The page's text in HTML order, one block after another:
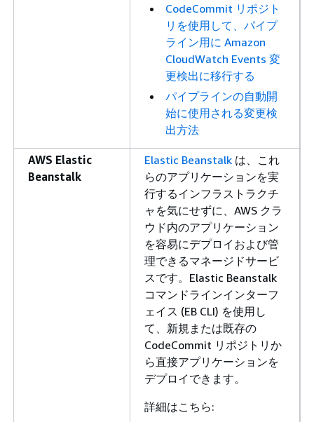
CodeCommit リポジト
リを使用して、パイプ
ライン用に Amazon
CloudWatch Events 変
更検出に移行する
パイプラインの自動開
始に使用される変更検
出方法
AWS Elastic
Beanstalk
Elastic Beanstalk は、これ
らのアプリケーションを実
行するインフラストラクチ
ャを気にせずに、AWS クラ
ウド内のアプリケーション
を容易にデプロイおよび管
理できるマネージドサービ
スです。Elastic Beanstalk
コマンドラインインターフ
ェイス (EB CLI) を使用し
て、新規または既存の
CodeCommit リポジトリか
ら直接アプリケーションを
デプロイできます。
詳細はこちら: